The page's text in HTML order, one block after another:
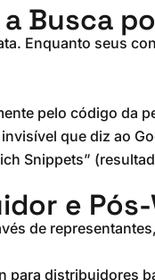
Busca
Enquanto seus
pelo código da
que diz ao
Snippets”
e
de
para distribuidores